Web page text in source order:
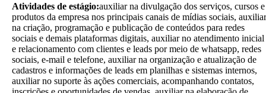
Atividades de estágio:auxiliar na divulgação dos serviços, cursos e
produtos da empresa nos principais canais de mídias sociais, auxiliar
na criação, programação e publicação de conteúdos para redes
sociais e demais plataformas digitais, auxiliar no atendimento inicial
e relacionamento com clientes e leads por meio de whatsapp, redes
sociais, e-mail e telefone, auxiliar na organização e atualização de
cadastros e informações de leads em planilhas e sistemas internos,
auxiliar no suporte às ações comerciais, acompanhando contatos,